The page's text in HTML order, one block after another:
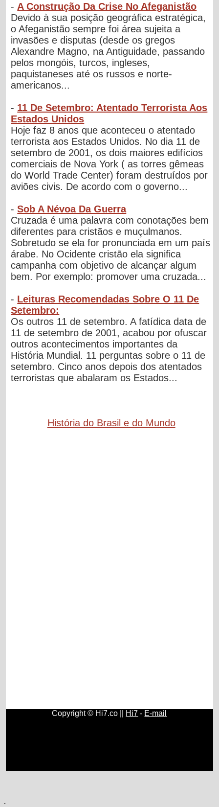
- A Construção Da Crise No Afeganistão
Devido à sua posição geográfica estratégica,
o Afeganistão sempre foi área sujeita a
invasões e disputas (desde os gregos
Alexandre Magno, na Antiguidade, passando
pelos mongóis, turcos, ingleses,
paquistaneses até os russos e norte-
americanos...
- 11 De Setembro: Atentado Terrorista Aos
Estados Unidos
Hoje faz 8 anos que aconteceu o atentado
terrorista aos Estados Unidos. No dia 11 de
setembro de 2001, os dois maiores edifícios
comerciais de Nova York ( as torres gêmeas
do World Trade Center) foram destruídos por
aviões civis. De acordo com o governo...
-Sob A Névoa Da Guerra
Cruzada é uma palavra com conotações bem
diferentes para cristãos e muçulmanos.
Sobretudo se ela for pronunciada em um país
árabe. No Ocidente cristão ela significa
campanha com objetivo de alcançar algum
bem. Por exemplo: promover uma cruzada...
- Leituras Recomendadas Sobre O 11 De
Setembro:
Os outros 11 de setembro. A fatídica data de
11 de setembro de 2001, acabou por ofuscar
outros acontecimentos importantes da
História Mundial. 11 perguntas sobre o 11 de
setembro. Cinco anos depois dos atentados
terroristas que abalaram os Estados...
História do Brasil e do Mundo
Copyright © Hi7.co || Hi7 - E-mail
.